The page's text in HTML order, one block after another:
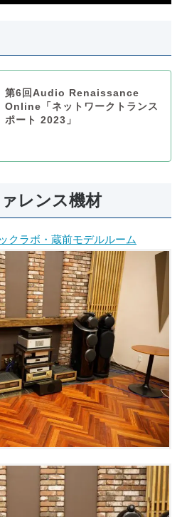
第6回Audio Renaissance
Online「ネットワークトランス
ポート 2023」
レンス機材
クラボ・蔵前モデルルーム